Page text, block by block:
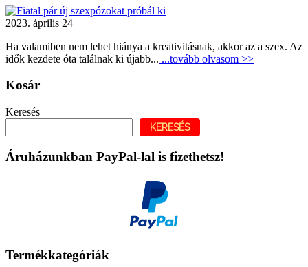
2023. április 24
Ha valamiben nem lehet hiánya a kreativitásnak, akkor az a szex. Az
idők kezdete óta találnak ki újabb... ...tovább olvasom >>
Kosár
Keresés
KERESÉS
Áruházunkban PayPal-lal is fizethetsz!
Termékkategóriák